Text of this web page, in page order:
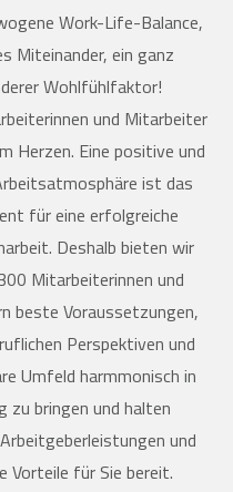
Work-Life-Balance,
Miteinander, ein ganz
Wohlfühlfaktor!
und Mitarbeiter
Herzen. Eine positive und
ist das
für eine erfolgreiche
Deshalb bieten wir
Mitarbeiterinnen und
beste Voraussetzungen,
Perspektiven und
Umfeld harmmonisch in
zu bringen und halten
und
Vorteile für Sie bereit.